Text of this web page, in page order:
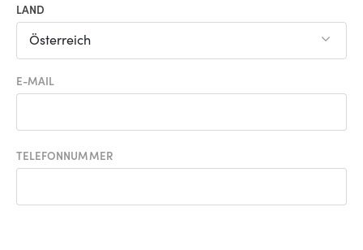
LAND
Österreich
E-MAIL
TELEFONNUMMER